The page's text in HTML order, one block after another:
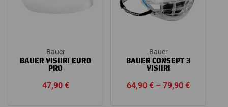
Bauer
BAUER VISIIRI EURO
PRO
47,90 €
Bauer
BAUER CONSEPT 3
VISIIRI
64,90€ – 79,90€Price